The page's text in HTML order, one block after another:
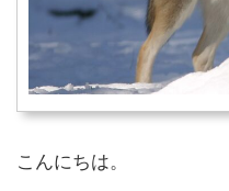
こんにちは。